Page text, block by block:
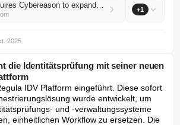
LevelBlue acquires Cybereason to expand global MDR, XDR, and threat response leadership +1
2025
die Identitätsprüfung mit seiner neuen
IDV Platform eingeführt. Diese sofort
wurde entwickelt, um
und -verwaltungssysteme
einheitlichen Workflow zu ersetzen. Die